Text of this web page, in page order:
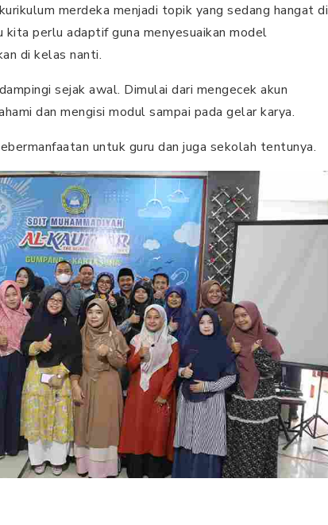
merdeka menjadi topik yang sedang hangat di
kita perlu adaptif guna menyesuaikan model
di kelas nanti.
sejak awal. Dimulai dari mengecek akun
dan mengisi modul sampai pada gelar karya.
untuk guru dan juga sekolah tentunya.